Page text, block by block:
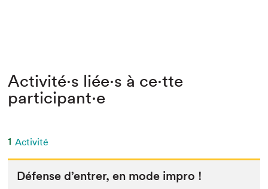
Activité⋅s liée⋅s à ce⋅tte
participant⋅e
1 Activité
Défense d’en­tr­er, en mode impro !